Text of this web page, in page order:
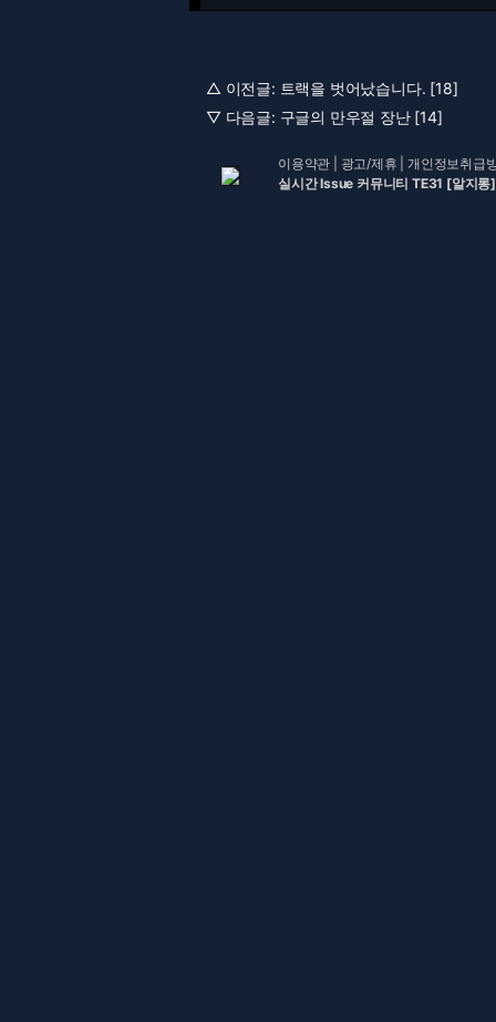
△ 이전글: 트랙을 벗어났습니다. [18]
▽ 다음글: 구글의 만우절 장난 [14]
이용약관 광고/제휴 |개인정보취급
실시간 Issue 커뮤니티 TE31 [알지